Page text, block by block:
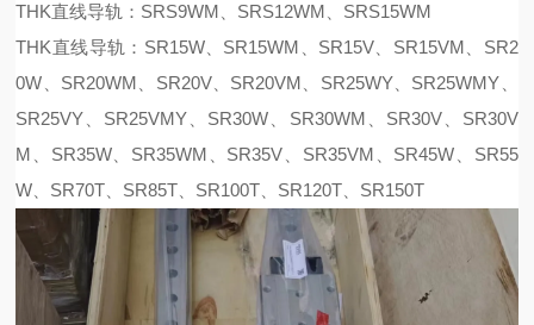
THK直线导轨：SRS9WM、SRS12WM、SRS15WM
THK直线导轨：SR15W、SR15WM、SR15V、SR15VM、SR2
0W、SR20WM、SR20V、SR20VM、SR25WY、SR25WMY、
SR25VY、SR25VMY、SR30W、SR30WM、SR30V、SR30V
M、SR35W、SR35WM、SR35V、SR35VM、SR45W、SR55
W、SR70T、SR85T、SR100T、SR120T、SR150T